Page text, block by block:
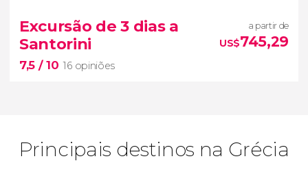
338 opiniões
Grécia
Clássica
Epidauro, Micenas, Olímpia, Delfos e Metéora
Excursão de 3 dias a
Santorini
7,5 / 10 16 opiniões
a partir de
US$745,29
Principais destinos na Grécia